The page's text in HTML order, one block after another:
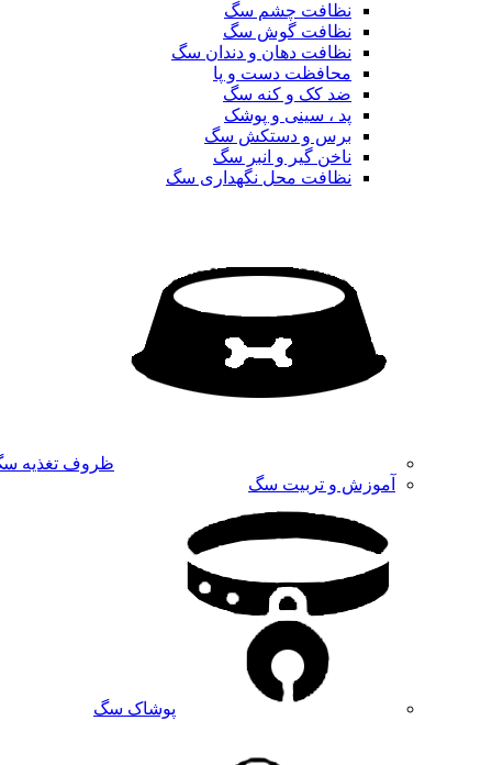
نظافت چشم سگ
نظافت گوش سگ
نظافت دهان و دندان سگ
محافظت دست و پا
ضد کک و کنه سگ
پد ، سینی و پوشک
برس و دستکش سگ
ناخن گیر و انبر سگ
نظافت محل نگهداری سگ
ظروف تغذیه
آموزش و تربیت سگ
پوشاک سگ